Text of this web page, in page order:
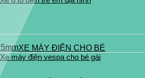
XE MÁY ĐIỆN CHO BÉ
Xe máy điện vespa cho bé gái